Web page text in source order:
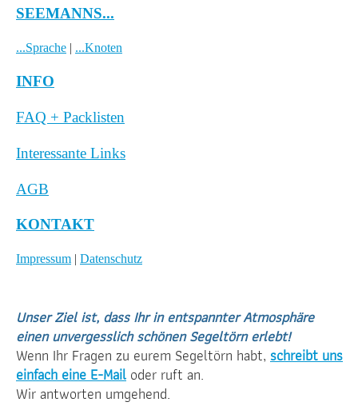
SEEMANNS...
...Sprache | ...Knoten
INFO
FAQ + Packlisten
Interessante Links
AGB
KONTAKT
Impressum | Datenschutz
Unser Ziel ist, dass Ihr in entspannter Atmosphäre
einen unvergesslich schönen Segeltörn erlebt!
Wenn Ihr Fragen zu eurem Segeltörn habt, schreibt uns
einfach eine E-Mail oder ruft an.
Wir antworten umgehend.